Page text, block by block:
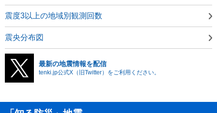
震度3以上の地域別観測回数
震央分布図
最新の地震情報を配信
tenki.jp公式X（旧Twitter）をご利用ください。